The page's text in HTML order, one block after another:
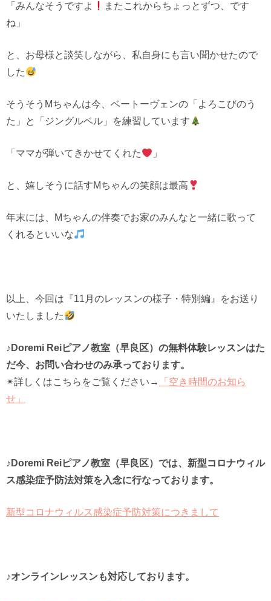
「みんなそうですよ
またこれからちょっとずつ、です
ね」
と、お母様と談笑しながら、私自身にも言い聞かせたので
した
そうそうMちゃんは今、ベートーヴェンの「よろこびのう
た」と「ジングルベル」を練習しています
「ママが弾いてきかせてくれた 」
と、嬉しそうに話すMちゃんの笑顔は最高
年末には、Mちゃんの伴奏でお家のみんなと一緒に歌って
くれるといいな
以上、今回は『11月のレッスンの様子・特別編』をお送り
いたしました
♪Doremi Reiピアノ教室（早良区）の無料体験レッスンはた
だ今、お問い合わせのみ承っております。
✴︎詳しくはこちらをご覧ください→
「空き時間のお知ら
せ」
♪Doremi Reiピアノ教室（早良区）では、新型コロナウィル
ス感染症予防法対策を入念に行なっております。
新型コロナウィルス感染症予防対策につきまして
♪オンラインレッスンも対応しております。